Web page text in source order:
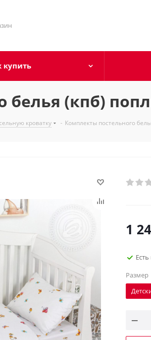
купить
белья (кпб)
кроватку - Комплекты постельного
1
Размер